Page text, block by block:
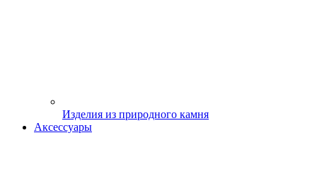
Изделия из природного камня
Аксессуары